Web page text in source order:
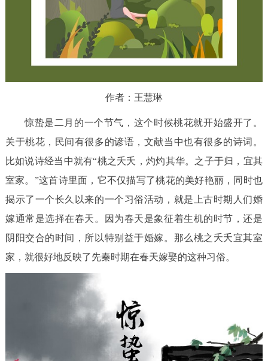
作者：王慧琳
惊蛰是二月的一个节气，这个时候桃花就开始盛开了。
关于桃花，民间有很多的谚语，文献当中也有很多的诗词。
比如说诗经当中就有“桃之夭夭，灼灼其华。之子于归，宜其
室家。”这首诗里面，它不仅描写了桃花的美好艳丽，同时也
揭示了一个长久以来的一个习俗活动，就是上古时期人们婚
嫁通常是选择在春天。因为春天是象征着生机的时节，还是
阴阳交合的时间，所以特别益于婚嫁。那么桃之夭夭宜其室
家，就很好地反映了先秦时期在春天嫁娶的这种习俗。